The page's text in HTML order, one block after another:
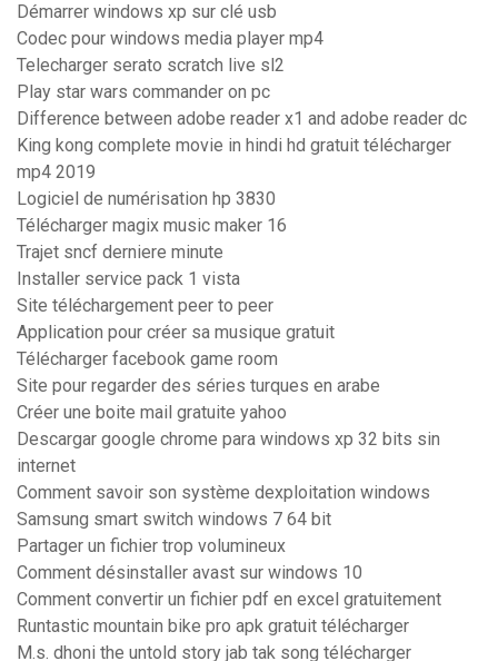
Démarrer windows xp sur clé usb
Codec pour windows media player mp4
Telecharger serato scratch live sl2
Play star wars commander on pc
Difference between adobe reader x1 and adobe reader dc
King kong complete movie in hindi hd gratuit télécharger
mp4 2019
Logiciel de numérisation hp 3830
Télécharger magix music maker 16
Trajet sncf derniere minute
Installer service pack 1 vista
Site téléchargement peer to peer
Application pour créer sa musique gratuit
Télécharger facebook game room
Site pour regarder des séries turques en arabe
Créer une boite mail gratuite yahoo
Descargar google chrome para windows xp 32 bits sin
internet
Comment savoir son système dexploitation windows
Samsung smart switch windows 7 64 bit
Partager un fichier trop volumineux
Comment désinstaller avast sur windows 10
Comment convertir un fichier pdf en excel gratuitement
Runtastic mountain bike pro apk gratuit télécharger
M.s. dhoni the untold story jab tak song télécharger